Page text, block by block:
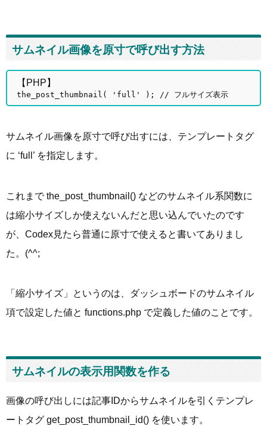
サムネイル画像を原寸で呼び出す方法
【PHP】
the_post_thumbnail( 'full' ); // フルサイズ表示
サムネイル画像を原寸で呼び出すには、テンプレートタグ
に ‘full’ を指定します。
これまで the_post_thumbnail() などのサムネイル系関数に
は縮小サイズしか使えないんだと思い込んでいたのです
が、Codex見たら普通に原寸で使えると書いてありまし
た。(^^;
「縮小サイズ」というのは、ダッシュボードのサムネイル
項で設定した値と functions.php で定義した値のことです。
サムネイルの表示用関数を作る
画像の呼び出しには記事IDからサムネイルを引くテンプレ
ートタグ get_post_thumbnail_id() を使います。